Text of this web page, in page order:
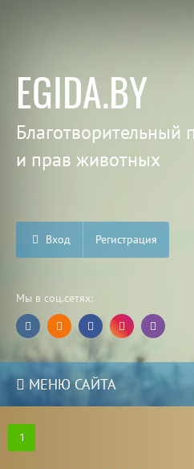
EGIDA.BY
Благотворительный
и прав животных
Вход Регистрация
Мы в соц.сетях:
МЕНЮ САЙТА
1